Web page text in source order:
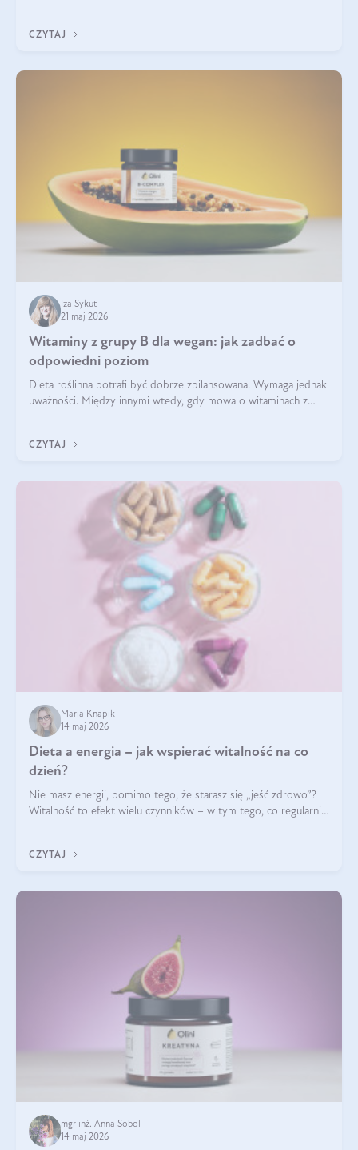
CZYTAJ
Iza Sykut
21 maj 2026
Witaminy z grupy B dla wegan: jak zadbać o
odpowiedni poziom
Dieta roślinna potrafi być dobrze zbilansowana. Wymaga jednak
uważności. Między innymi wtedy, gdy mowa o witaminach z
CZYTAJ
Maria Knapik
14 maj 2026
Dieta a energia – jak wspierać witalność na co
dzień?
Nie masz energii, pomimo tego, że starasz się „jeść zdrowo”?
Witalność to efekt wielu czynników – w tym tego, co regularnie
CZYTAJ
mgr inż. Anna Sobol
14 maj 2026